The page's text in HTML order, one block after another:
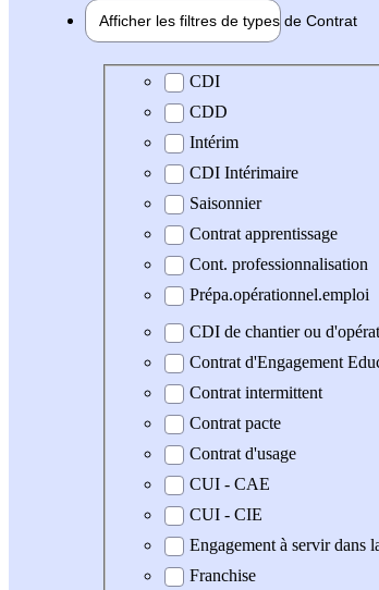
Afficher les filtres de types de Contrat
Type de contrat
CDI
CDD
Intérim
CDI Intérimaire
Saisonnier
Contrat apprentissage
Cont. professionnalisation
Prépa.opérationnel.emploi
CDI de chantier ou
Contrat d'Engagement
Contrat intermittent
Contrat pacte
Contrat d'usage
CUI - CAE
CUI - CIE
Engagement à servir dans
Franchise